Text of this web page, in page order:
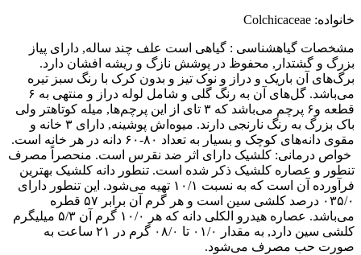
خانواده: Colchicaceae
مشخصات گیاهشناسی : گیاهی است علف چند ساله, دارای پیاز
بزرگ و گشتدار, محفوظ در پوشش نازگ و ریشه افشان دارد.
برگ‌های آن باریک و دراز و نوک تیز و بدون کرک با رنگ سبز تیره
می‌باشد. گل‌های آن به رنگ گلی و شامل لوله دراز و منتهی به ۶
قطعه و۶ پرچم می‌باشد که ۳ تای از این پرچم‌ها, میله کوتاهتر ولی
باک بزرگ به رنگ نارنجی دارند. میوه‌اش پوشینه, دارای ۳ خانه و
مقوی دانه‌های کوچک و بسیار به تعداد ۸۰-۶۰ دانه در هر خانه است.
خواص درمانی: کلشیک دارای اثر ضد نقرس است. منحصراً مصرف
تنطور و عصاره کلشیک ذکر شده است. تنطور دانه کلشیک بهترین
فرآورده آن است که به نسبت ۱۰/۱ تهیه می‌شود. این تنطور دارای
۰۳۵/۰ درصد کلشی سین است و هر گرم آن برابر ۵۷ قطره
می‌باشد. عصاره هیدرو الکلی دانه که هر ۱۰/۰ گرم آن ۵/۳ میلیگرم
کلشی سین دارد, به مقدار ۰۱/۰ تا ۰۸/۰ گرم در ۲۱ ساعت به
صورت حب مصرف می‌شود.